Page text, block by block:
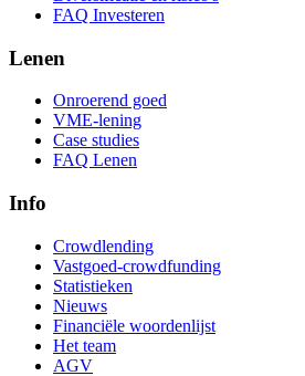
FAQ Investeren
Lenen
Onroerend goed
VME-lening
Case studies
FAQ Lenen
Info
Crowdlending
Vastgoed-crowdfunding
Statistieken
Nieuws
Financiële woordenlijst
Het team
AGV